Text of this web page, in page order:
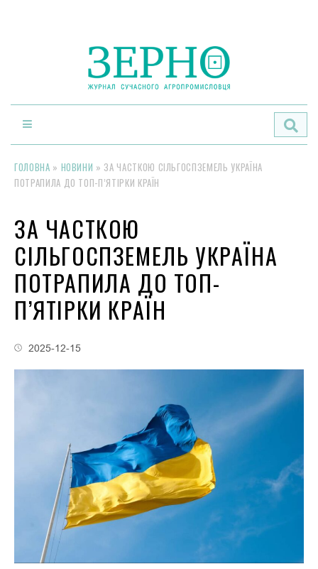
ГОЛОВНА » НОВИНИ » ЗА ЧАСТКОЮ СІЛЬГОСПЗЕМЕЛЬ УКРАЇНА
ПОТРАПИЛА ДО ТОП-П’ЯТІРКИ КРАЇН
ЗА ЧАСТКОЮ
СІЛЬГОСПЗЕМЕЛЬ УКРАЇНА
ПОТРАПИЛА ДО ТОП-
П’ЯТІРКИ КРАЇН
2025-12-15